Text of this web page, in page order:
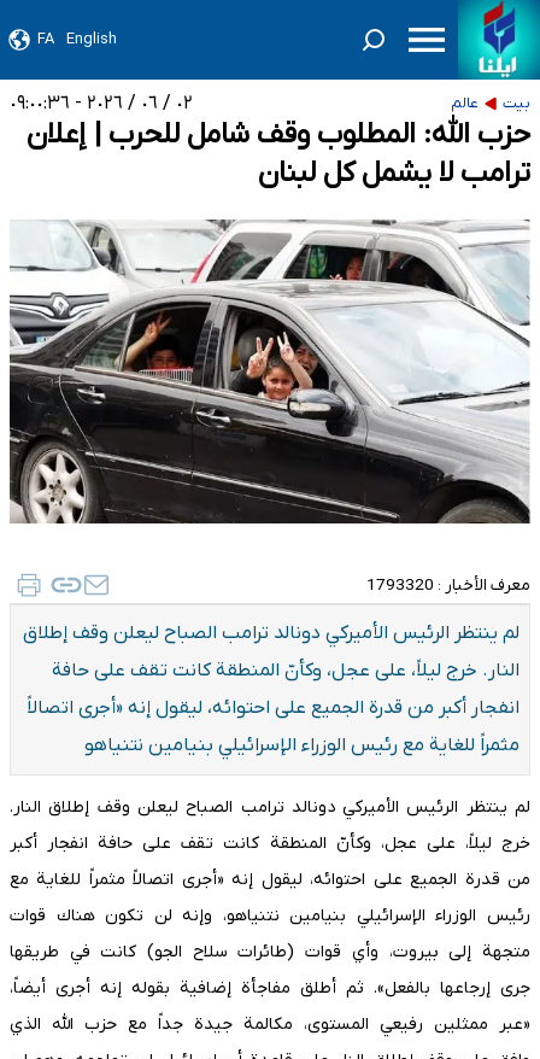
English
FA
بيت عالم ٠٢ / ٠٦ / ٢٠٢٦ - ٠٩:٠٠:٣٦
حزب الله: المطلوب وقف شامل للحرب | إعلان
ترامب لا یشمل کل لبنان
معرف الأخبار : 1793320
لم ينتظر الرئيس الأميركي دونالد ترامب الصباح ليعلن وقف إطلاق
النار. خرج ليلاً، على عجل، وكأنّ المنطقة كانت تقف على حافة
انفجار أكبر من قدرة الجميع على احتوائه، ليقول إنه «أجرى اتصالاً
مثمراً للغاية مع رئيس الوزراء الإسرائيلي بنيامين نتنياهو
لم ينتظر الرئيس الأميركي دونالد ترامب الصباح ليعلن وقف إطلاق النار.
خرج ليلاً، على عجل، وكأنّ المنطقة كانت تقف على حافة انفجار أكبر
من قدرة الجميع على احتوائه، ليقول إنه «أجرى اتصالاً مثمراً للغاية مع
رئيس الوزراء الإسرائيلي بنيامين نتنياهو، وإنه لن تكون هناك قوات
متجهة إلى بيروت، وأي قوات (طائرات سلاح الجو) كانت في طريقها
جرى إرجاعها بالفعل». ثم أطلق مفاجأة إضافية بقوله إنه أجرى أيضاً،
«عبر ممثلين رفيعي المستوى، مكالمة جيدة جداً مع حزب الله الذي